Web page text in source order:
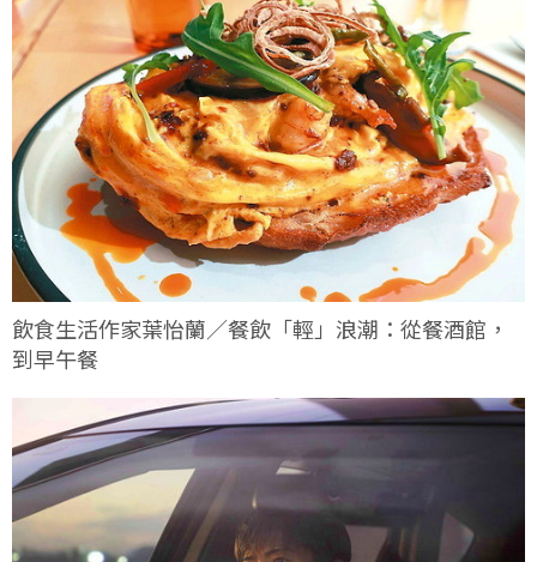
飲食生活作家葉怡蘭／餐飲「輕」浪潮：從餐酒館，
到早午餐